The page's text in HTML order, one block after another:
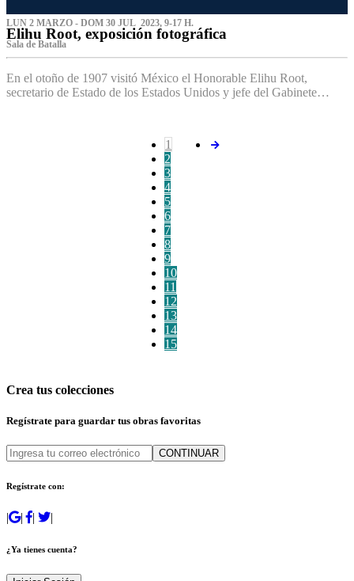
LUN 2 MARZO - DOM 30 JUL 2023, 9-17 H.
Elihu Root, exposición fotográfica
Sala de Batalla
En el otoño de 1907 visitó México el Honorable Elihu Root,
secretario de Estado de los Estados Unidos y jefe del Gabinete…
1
2
3
4
5
6
7
8
9
10
11
12
13
14
15
Crea tus colecciones
Regístrate para guardar tus obras favoritas
CONTINUAR
Regístrate con:
| | | |
¿Ya tienes cuenta?